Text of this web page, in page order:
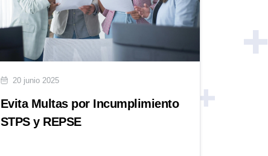
20 junio 2025
Evita Multas por Incumplimiento
STPS y REPSE